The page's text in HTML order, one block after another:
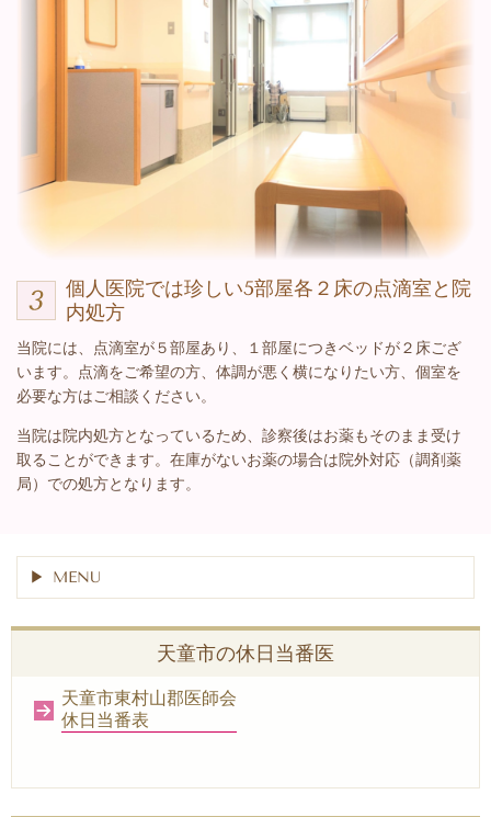
個人医院では珍しい5部屋各２床の点滴室と院
内処方
当院には、点滴室が５部屋あり、１部屋につきベッドが２床ござ
います。点滴をご希望の方、体調が悪く横になりたい方、個室を
必要な方はご相談ください。
当院は院内処方となっているため、診察後はお薬もそのまま受け
取ることができます。在庫がないお薬の場合は院外対応（調剤薬
局）での処方となります。
MENU
天童市の休日当番医
天童市東村山郡医師会
休日当番表